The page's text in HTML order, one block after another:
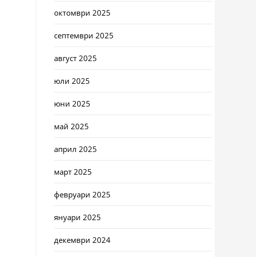
октомври 2025
септември 2025
август 2025
юли 2025
юни 2025
май 2025
април 2025
март 2025
февруари 2025
януари 2025
декември 2024